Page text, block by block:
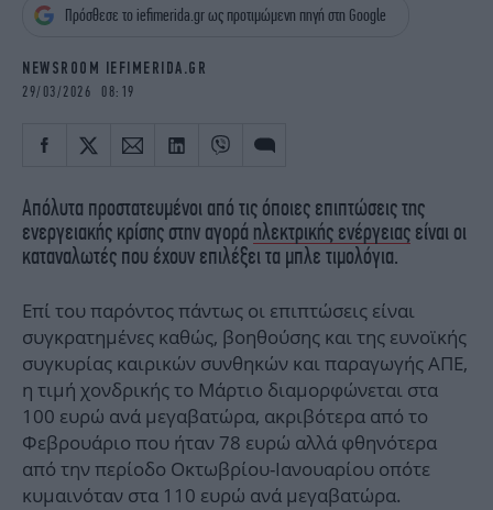
MEDIA
ELAMEFORA
NEWSLETTER
Πρόσθεσε το iefimerida.gr ως προτιμώμενη πηγή στη Google
NEWSROOM IEFIMERIDA.GR
29/03/2026 08:19
Απόλυτα προστατευμένοι από τις όποιες επιπτώσεις της
ενεργειακής κρίσης στην αγορά ηλεκτρικής ενέργειας είναι οι
καταναλωτές που έχουν επιλέξει τα μπλε τιμολόγια.
Επί του παρόντος πάντως οι επιπτώσεις είναι
συγκρατημένες καθώς, βοηθούσης και της ευνοϊκής
συγκυρίας καιρικών συνθηκών και παραγωγής ΑΠΕ,
η τιμή χονδρικής το Μάρτιο διαμορφώνεται στα
100 ευρώ ανά μεγαβατώρα, ακριβότερα από το
Φεβρουάριο που ήταν 78 ευρώ αλλά φθηνότερα
από την περίοδο Οκτωβρίου-Ιανουαρίου οπότε
κυμαινόταν στα 110 ευρώ ανά μεγαβατώρα.